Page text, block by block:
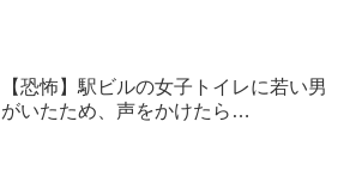
【恐怖】駅ビルの女子トイレに若い男
がいたため、声をかけたら…